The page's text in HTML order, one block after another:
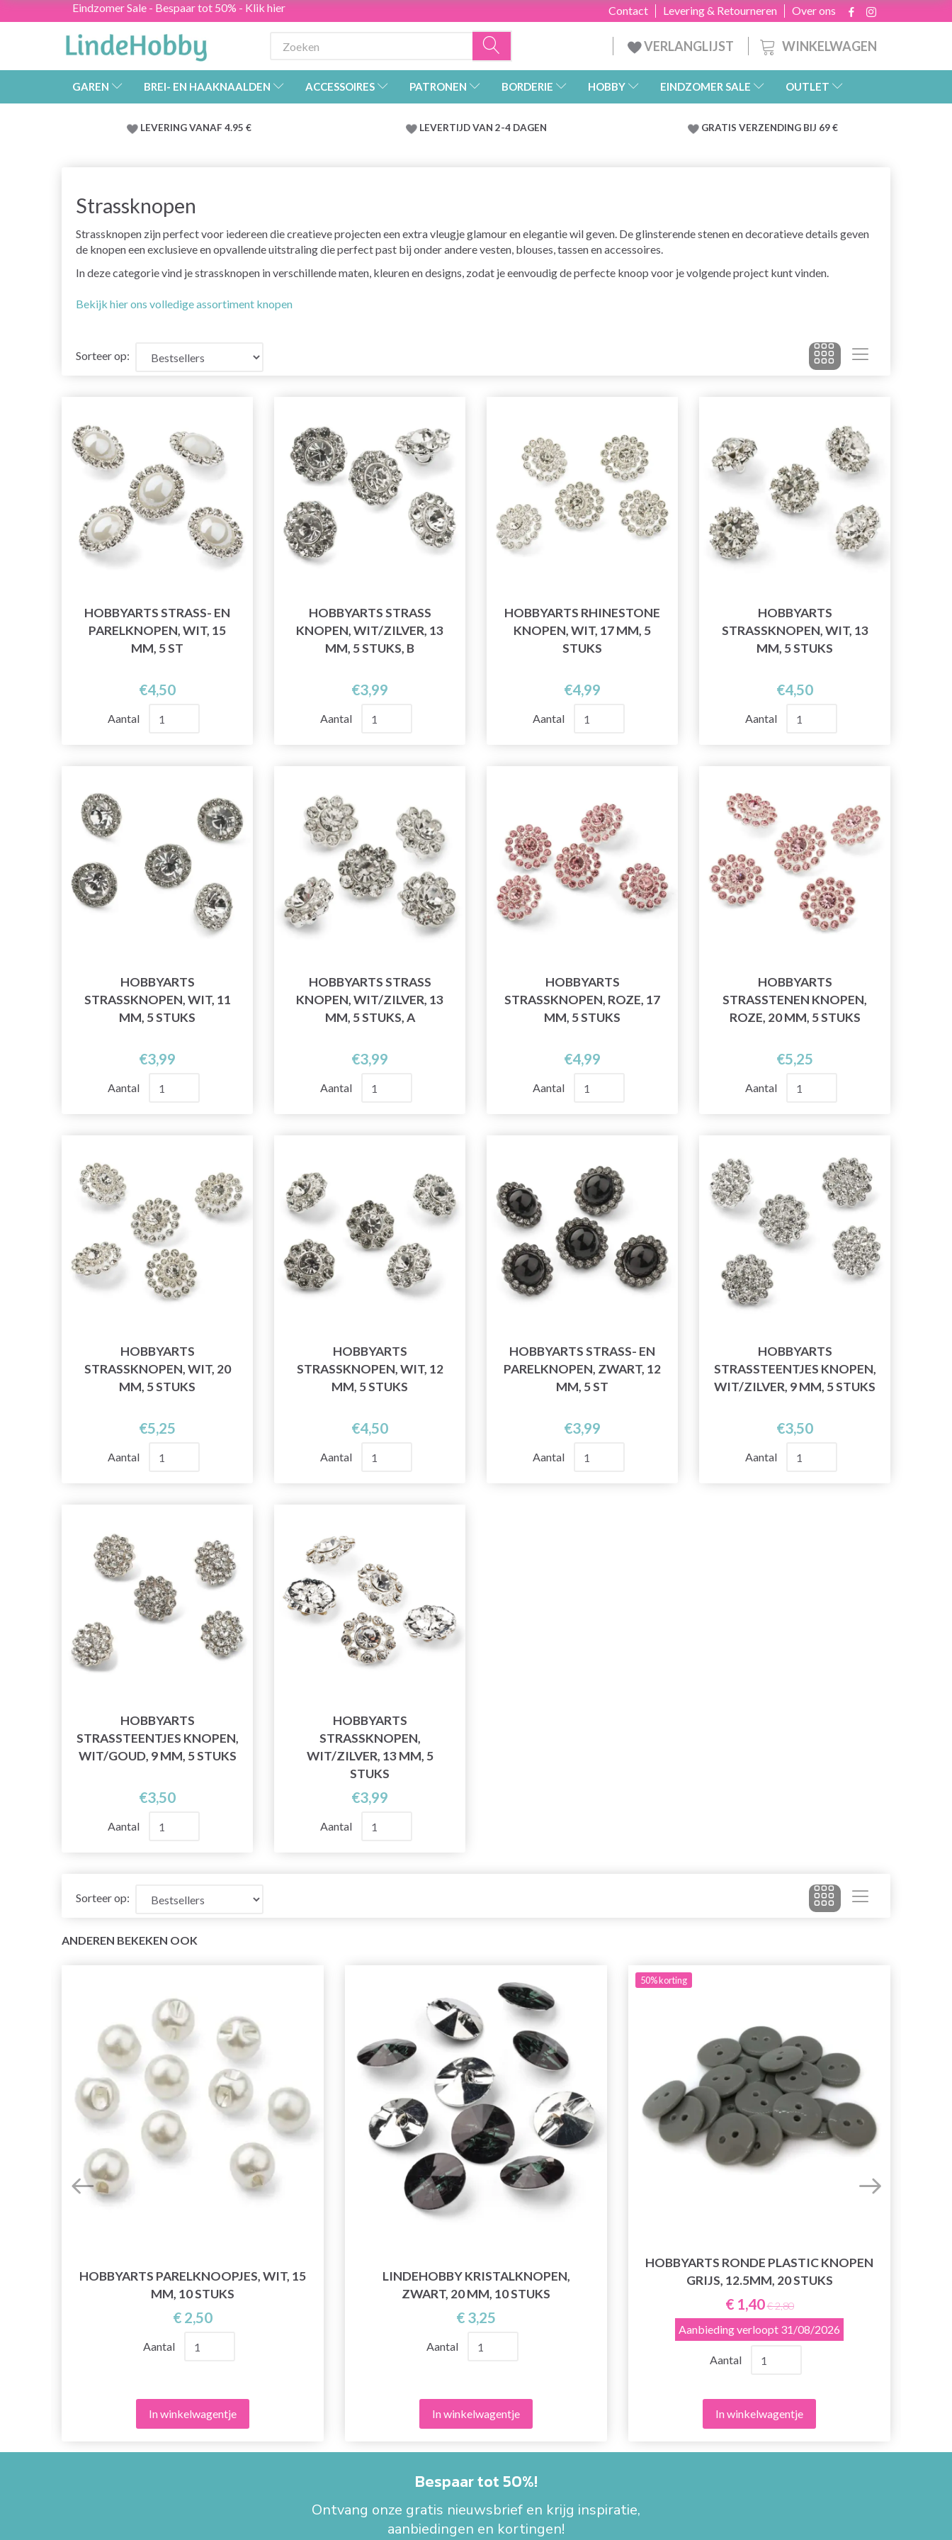
Eindzomer Sale - Bespaar tot 50% - Klik hier Over ons
Levering & Retourneren
Contact
WINKELWAGEN
VERLANGLIJST
GAREN BREI- EN HAAKNAALDEN ACCESSOIRES PATRONEN BORDERIE HOBBY EINDZOMER SALE OUTLET
LEVERING VANAF 4.95 € LEVERTIJD VAN 2-4 DAGEN GRATIS VERZENDING BIJ 69 €
Strassknopen
Strassknopen zijn perfect voor iedereen die creatieve projecten een extra vleugje glamour en elegantie wil geven. De glinsterende stenen en decoratieve details geven
de knopen een exclusieve en opvallende uitstraling die perfect past bij onder andere vesten, blouses, tassen en accessoires.
In deze categorie vind je strassknopen in verschillende maten, kleuren en designs, zodat je eenvoudig de perfecte knoop voor je volgende project kunt vinden.
Bekijk hier ons volledige assortiment knopen
Sorteer op:
HOBBYARTS STRASS- EN
PARELKNOPEN, WIT, 15
MM, 5 ST
€4,50
Aantal
HOBBYARTS STRASS
KNOPEN, WIT/ZILVER, 13
MM, 5 STUKS, B
€3,99
Aantal
HOBBYARTS RHINESTONE
KNOPEN, WIT, 17 MM, 5
STUKS
€4,99
Aantal
HOBBYARTS
STRASSKNOPEN, WIT, 13
MM, 5 STUKS
€4,50
Aantal
HOBBYARTS
STRASSKNOPEN, WIT, 11
MM, 5 STUKS
€3,99
Aantal
HOBBYARTS STRASS
KNOPEN, WIT/ZILVER, 13
MM, 5 STUKS, A
€3,99
Aantal
HOBBYARTS
STRASSKNOPEN, ROZE, 17
MM, 5 STUKS
€4,99
Aantal
HOBBYARTS
STRASSTENEN KNOPEN,
ROZE, 20 MM, 5 STUKS
€5,25
Aantal
HOBBYARTS
STRASSKNOPEN, WIT, 20
MM, 5 STUKS
€5,25
Aantal
HOBBYARTS
STRASSKNOPEN, WIT, 12
MM, 5 STUKS
€4,50
Aantal
HOBBYARTS STRASS- EN
PARELKNOPEN, ZWART, 12
MM, 5 ST
€3,99
Aantal
HOBBYARTS
STRASSTEENTJES KNOPEN,
WIT/ZILVER, 9 MM, 5 STUKS
€3,50
Aantal
HOBBYARTS
STRASSTEENTJES KNOPEN,
WIT/GOUD, 9 MM, 5 STUKS
€3,50
Aantal
HOBBYARTS
STRASSKNOPEN,
WIT/ZILVER, 13 MM, 5
STUKS
€3,99
Aantal
Sorteer op:
ANDEREN BEKEKEN OOK
HOBBYARTS PARELKNOOPJES, WIT, 15
MM, 10 STUKS
€ 2,50
Aantal
In winkelwagentje
LINDEHOBBY KRISTALKNOPEN,
ZWART, 20 MM, 10 STUKS
€ 3,25
Aantal
In winkelwagentje
50%korting
HOBBYARTS RONDE PLASTIC KNOPEN
GRIJS, 12.5MM, 20 STUKS
€ 1,40€ 2,80
Aanbieding verloopt 31/08/2026
Aantal
In winkelwagentje
Bespaar tot 50%!
Ontvang onze gratis nieuwsbrief en krijg inspiratie,
aanbiedingen en kortingen!